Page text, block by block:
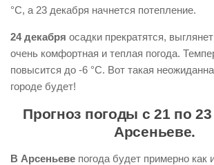
°С, а 23 декабря начнется потепление.
24 декабря осадки прекратятся,
очень комфортная и теплая погода.
повысится до -6 °С. Вот такая
городе будет!
Прогноз погоды с 21 по
Арсеньеве.
В Арсеньеве погода будет примерно как